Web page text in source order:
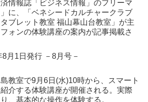
情報誌「ビジネス情報」のフリーマ
に、「ベネシードカルチャークラブ
ブレット教室 福山幕山台教室」が主
ォンの体験講座の案内が記事掲載さ
1日発行 －8月号－
教室で9月6日(水)10時から、スマート
介する体験講座が開催される。実際
、基本的な操作を体験する。